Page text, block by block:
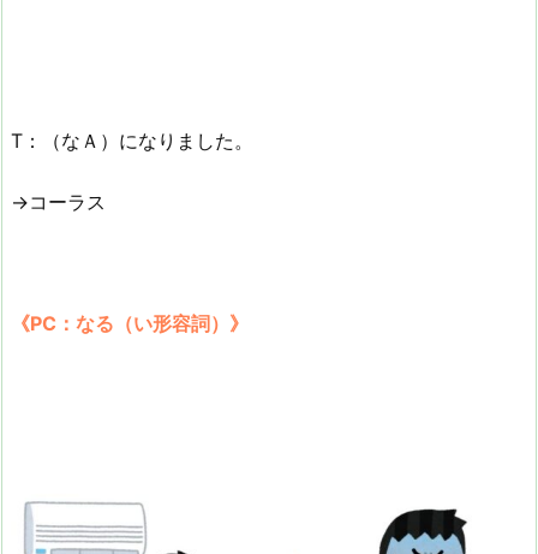
T：（なＡ）になりました。
→コーラス
《PC：なる（い形容詞）》